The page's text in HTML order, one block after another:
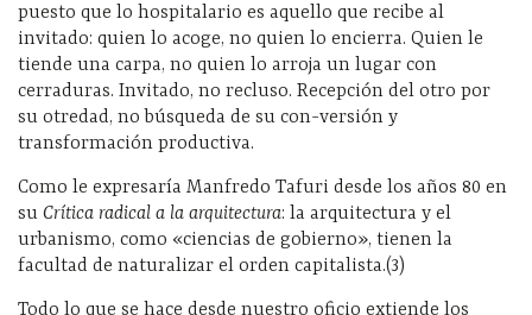
puesto que lo hospitalario es aquello que recibe al
invitado: quien lo acoge, no quien lo encierra. Quien le
tiende una carpa, no quien lo arroja un lugar con
cerraduras. Invitado, no recluso. Recepción del otro por
su otredad, no búsqueda de su con-versión y
transformación productiva.
Como le expresaría Manfredo Tafuri desde los años 80 en
su Crítica radical a la arquitectura: la arquitectura y el
urbanismo, como «ciencias de gobierno», tienen la
facultad de naturalizar el orden capitalista.(3)
Todo lo que se hace desde nuestro oficio extiende los